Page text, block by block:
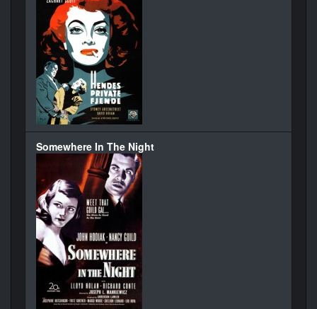
Somewhere In The Night